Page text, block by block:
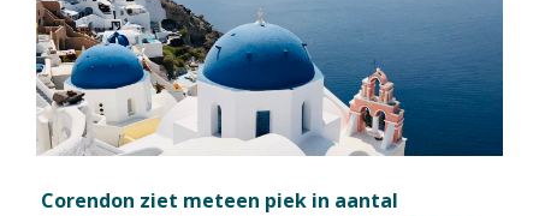
Corendon ziet meteen piek in aantal